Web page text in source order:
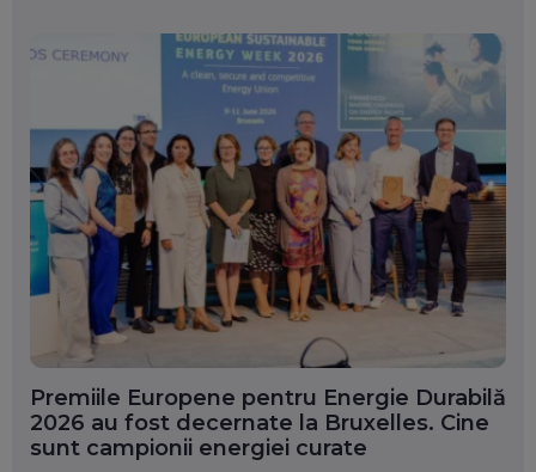
Premiile Europene pentru Energie Durabilă
2026 au fost decernate la Bruxelles. Cine
sunt campionii energiei curate